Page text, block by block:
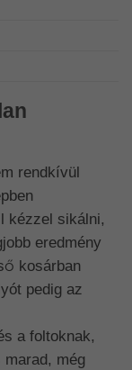
rendkívül
kézzel sikálni,
eredmény
kosárban
pedig az
a foltoknak,
még